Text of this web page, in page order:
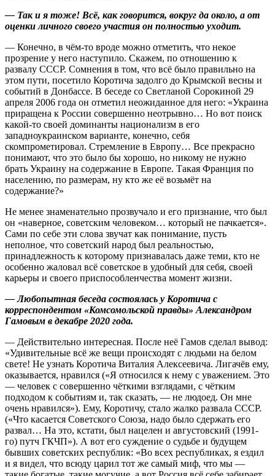
— Так и я тоже! Всё, как говорится, вокруг да около, а от
оценки личного своего участия он полностью уходит.
— Конечно, в чём-то вроде можно отметить, что некое
прозрение у него наступило. Скажем, по отношению к
развалу СССР. Сомнения в том, что всё было правильно на
этом пути, посетило Коротича задолго до Крымской весны и
событий в Донбассе. В беседе со Светланой Сорокиной 29
апреля 2006 года он отметил неожиданное для него: «Украина
приращена к России совершенно неотрывно… Но вот поиск
какой-то своей доминанты национализм в его
западноукраинском варианте, конечно, себя
скомпрометировал. Стремление в Европу… Все прекрасно
понимают, что это было бы хорошо, но никому не нужно
брать Украину на содержание в Европе. Такая Франция по
населению, по размерам, ну кто же её возьмёт на
содержание?»
Не менее знаменательно прозвучало и его признание, что был
он «наверное, советским человеком… который не пачкается».
Сами по себе эти слова звучат как понимание, пусть
неполное, что советский народ был реальностью,
принадлежность к которому признавалась даже теми, кто не
особенно жаловал всё советское в удобный для себя, своей
карьеры и своего приспособленчества момент жизни.
— Любопытная беседа состоялась у Коротича с
корреспондентом «Комсомольской правды» Александром
Гамовым в декабре 2020 года.
— Действительно интересная. После неё Гамов сделал вывод:
«Удивительные всё же вещи происходят с людьми на белом
свете! Не узнать Коротича Виталия Алексеевича. Лигачёв ему,
оказывается, нравился («Я относился к нему с уважением. Это
— человек с совершенно чёткими взглядами, с чётким
подходом к событиям и, так сказать, — не людоед. Он мне
очень нравился»). Ему, Коротичу, стало жалко развала СССР.
(«Что касается Советского Союза, надо было сдержать его
развал… На это, кстати, был нацелен и августовский (1991-
го) путч ГКЧП»). А вот его суждение о судьбе и будущем
бывших советских республик: «Во всех республиках, я ездил
и я видел, что всюду царил тот же самый миф, что мы —